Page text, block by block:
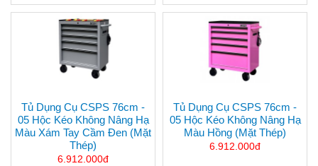
Tủ Dụng Cụ CSPS 76cm -
05 Hộc Kéo Không Nâng Hạ
Màu Xám Tay Cầm Đen (mặt
Thép)
6.912.000đ
Tủ Dụng Cụ CSPS 76cm -
05 Hộc Kéo Không Nâng Hạ
Màu Hồng (mặt Thép)
6.912.000đ